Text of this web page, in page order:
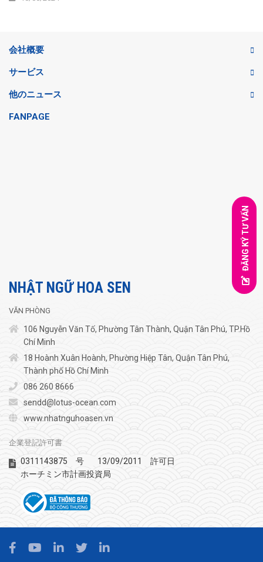
会社概要
サービス
他のニュース
FANPAGE
NHẬT NGỮ HOA SEN
VĂN PHÒNG
106 Nguyễn Văn Tố, Phường Tân Thành, Quận Tân Phú, TP.Hồ
Chí Minh
18 Hoành Xuân Hoành, Phường Hiệp Tân, Quận Tân Phú,
Thành phố Hồ Chí Minh
086 260 8666
sendd@lotus-ocean.com
www.nhatnguhoasen.vn
企業登記許可書
0311143875 号 13/09/2011
許可日
ホーチミン市計画投資局
ĐĂNG KÝ TƯ VẤN